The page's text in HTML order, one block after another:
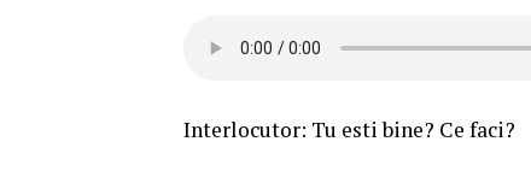
Interlocutor: Tu esti bine? Ce faci?